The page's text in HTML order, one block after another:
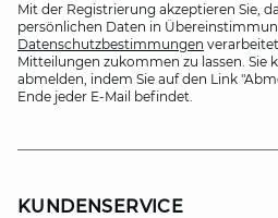
Mit der Registrierung akzeptieren Sie,
persönlichen Daten in
Datenschutzbestimmungen
Mitteilungen zukommen zu lassen. Sie
abmelden, indem Sie auf den Link
Ende jeder E-Mail befindet.
KUNDENSERVICE